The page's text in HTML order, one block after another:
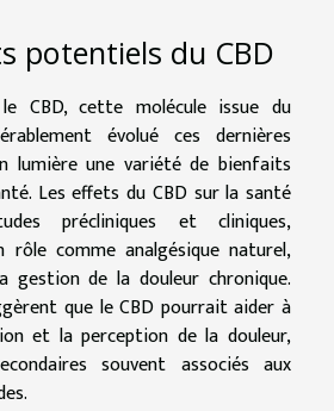
potentiels du CBD
CBD, cette molécule issue du
évolué ces dernières
lumière une variété de bienfaits
Les effets du CBD sur la santé
précliniques et cliniques,
comme analgésique naturel,
gestion de la douleur chronique.
que le CBD pourrait aider à
et la perception de la douleur,
souvent associés aux